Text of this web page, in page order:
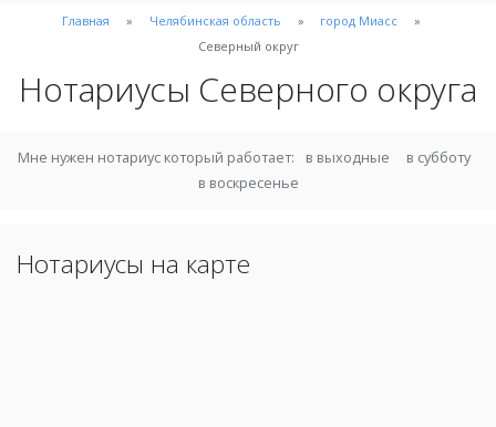
Главная Челябинская область
город Миасс
Северный округ
Нотариусы Северного округа
Мне нужен нотариус который работает: в выходные
в субботу
в воскресенье
Нотариусы на карте